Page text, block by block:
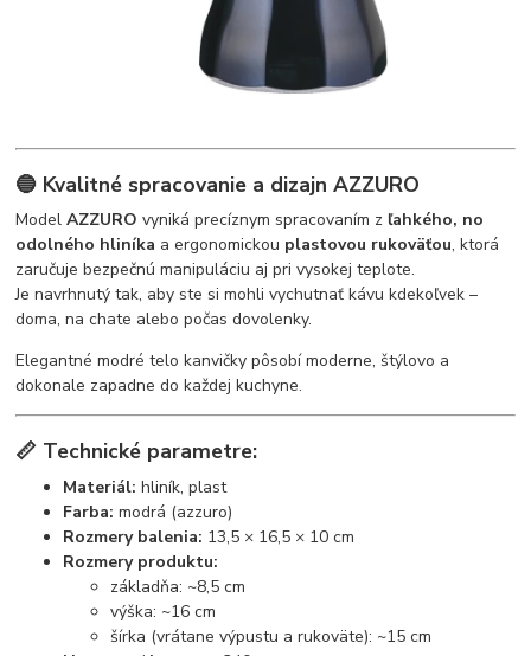
🔵 Kvalitné spracovanie a dizajn AZZURO
ModelAZZURO vyniká precíznym spracovaním z ľahkého, no
odolného hliníka a ergonomickou plastovou rukoväťou, ktorá
zaručuje bezpečnú manipuláciu aj pri vysokej teplote.
Je navrhnutý tak, aby ste si mohli vychutnať kávu kdekoľvek –
doma, na chate alebo počas dovolenky.
Elegantné modré telo kanvičky pôsobí moderne, štýlovo a
dokonale zapadne do každej kuchyne.
📏 Technické parametre:
Materiál: hliník, plast
Farba: modrá (azzuro)
Rozmery balenia: 13,5 × 16,5 × 10 cm
Rozmery produktu:
základňa: ~8,5 cm
výška: ~16 cm
šírka (vrátane výpustu a rukoväte): ~15 cm